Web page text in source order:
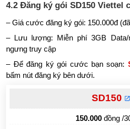
4.2 Đăng ký gói SD150 Viettel
– Giá cước đăng ký gói: 150.000đ
– Lưu lượng: Miễn phí 3GB
ngưng truy cập
– Để đăng ký gói cước bạn soạn:
bấm nút đăng ký bên dưới.
SD150
150.000đồng /